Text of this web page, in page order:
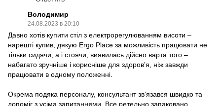
Володимир
24.08.2023 в 20:10
Давно хотів купити стіл з електрорегулюванням висоти –
нарешті купив, дякую Ergo Place за можливість працювати не
тільки сидячи, а і стоячи, виявилась дійсно варта того –
набагато зручніше і корисніше для здоров’я, ніж завжди
працювати в одному положенні.
Окрема подяка персоналу, консультант зв'язався швидко та
допоміг з усіма запитаннями. Все ретельно запаковано.